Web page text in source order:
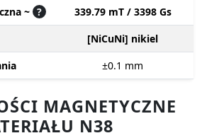
~ ?
339.79 mT / 3398 Gs
[NiCuNi] nikiel
±0.1 mm
MAGNETYCZNE
N38